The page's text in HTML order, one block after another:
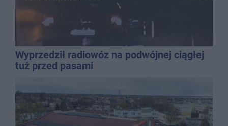
Wyprzedził radiowóz na podwójnej ciągłej
tuż przed pasami